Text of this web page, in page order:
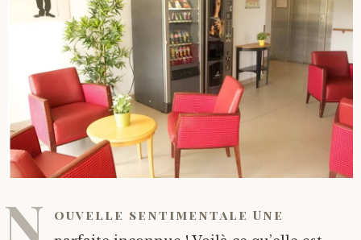
N ouvelle sentimentale Une